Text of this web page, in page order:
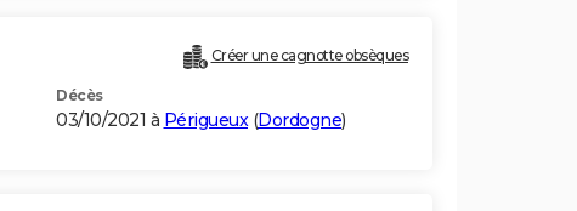
Créer une cagnotte obsèques
Décès
03/10/2021 à Périgueux(Dordogne)